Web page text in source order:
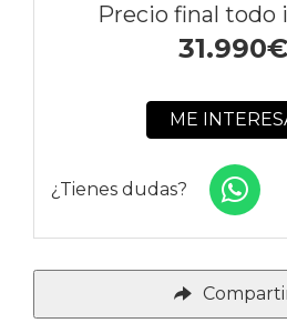
Precio final todo
31.990€
ME
¿Tienes dudas?